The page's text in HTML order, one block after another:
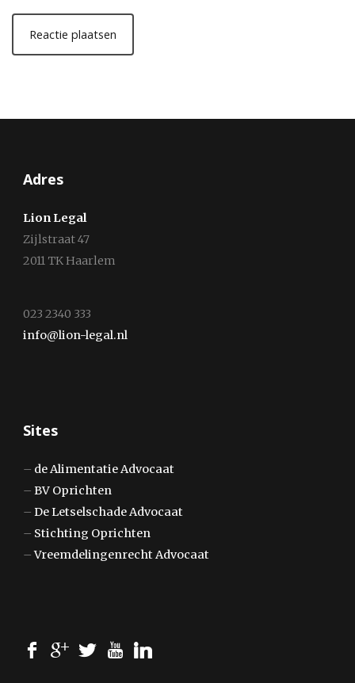
Adres
Lion Legal
Zijlstraat 47
2011 TK Haarlem
023 2340 333
info@lion-legal.nl
Sites
– de Alimentatie Advocaat
– BV Oprichten
– De Letselschade Advocaat
– Stichting Oprichten
–Vreemdelingenrecht Advocaat